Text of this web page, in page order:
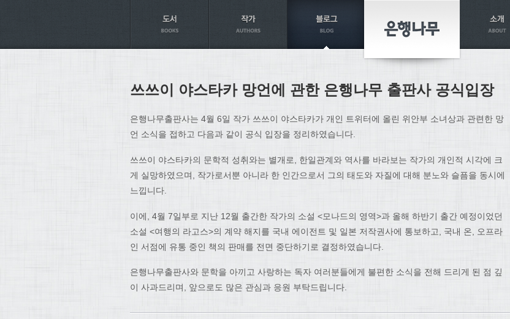
쓰쓰이 야스타카 망언에 관한 은행나무 출판사 공식입장
은행나무출판사는 4월 6일 작가 쓰쓰이 야스타카가 개인 트위터에 올린 위안부 소녀상과 관련한 망
언 소식을 접하고 다음과 같이 공식 입장을 정리하였습니다.
쓰쓰이 야스타카의 문학적 성취와는 별개로, 한일관계와 역사를 바라보는 작가의 개인적 시각에 크
게 실망하였으며, 작가로서뿐 아니라 한 인간으로서 그의 태도와 자질에 대해 분노와 슬픔을 동시에
느낍니다.
이에, 4월 7일부로 지난 12월 출간한 작가의 소설 <모나드의 영역>과 올해 하반기 출간 예정이었던
소설 <여행의 라고스>의 계약 해지를 국내 에이전트 및 일본 저작권사에 통보하고, 국내 온, 오프라
인 서점에 유통 중인 책의 판매를 전면 중단하기로 결정하였습니다.
은행나무출판사와 문학을 아끼고 사랑하는 독자 여러분들에게 불편한 소식을 전해 드리게 된 점 깊
이 사과드리며, 앞으로도 많은 관심과 응원 부탁드립니다.